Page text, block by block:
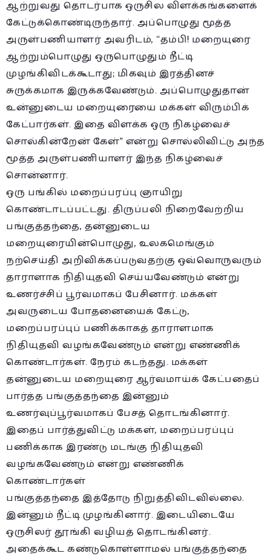
ஆற்றுவது தொடர்பாக ஒருசில விளக்கங்களைக்
கேட்டுக்கொண்டிருந்தார். அப்பொழுது மூத்த
அருள்பணியாளர் அவரிடம், “தம்பி! மறையுரை
ஆற்றும்பொழுது ஒருபொழுதும் நீட்டி
முழங்கிவிடக்கூடாது; மிகவும் இரத்தினச்
சுருக்கமாக இருக்கவேண்டும். அப்பொழுதுதான்
உன்னுடைய மறையுரையை மக்கள் விரும்பிக்
கேட்பார்கள். இதை விளக்க ஒரு நிகழ்வைச்
சொல்கின்றேன் கேள்” என்று சொல்லிவிட்டு அந்த
மூத்த அருள்பணியாளர் இந்த நிகழ்வைச்
சொன்னார்.
ஒரு பங்கில் மறைப்பரப்பு ஞாயிறு
கொண்டாடப்பட்டது. திருப்பலி நிறைவேற்றிய
பங்குத்தந்தை, தன்னுடைய
மறையுரையின்பொழுது, உலகமெங்கும்
நற்செய்தி அறிவிக்கப்படுவதற்கு ஒவ்வொருவரும்
தாராளாக நிதியுதவி செய்யவேண்டும் என்று
உணர்ச்சிப் பூர்வமாகப் பேசினார். மக்கள்
அவருடைய போதனையைக் கேட்டு,
மறைப்பரப்புப் பணிக்காகத் தாராளமாக
நிதியுதவி வழங்கவேண்டும் என்று எண்ணிக்
கொண்டார்கள். நேரம் கடந்தது. மக்கள்
தன்னுடைய மறையுரை ஆர்வமாய்க் கேட்பதைப்
பார்த்த பங்குத்தந்தை இன்னும்
உணர்வுப்பூர்வமாகப் பேசத் தொடங்கினார்.
இதைப் பார்த்துவிட்டு மக்கள், மறைப்பரப்புப்
பணிக்காக இரண்டு மடங்கு நிதியுதவி
வழங்கவேண்டும் என்று எண்ணிக்
கொண்டார்கள்
பங்குத்தந்தை இத்தோடு நிறுத்திவிடவில்லை.
இன்னும் நீட்டி முழங்கினார். இடையிடையே
ஒருசிலர் தூங்கி வழியத் தொடங்கினர்.
அதைக்கூட கண்டுகொள்ளாமல் பங்குத்தந்தை